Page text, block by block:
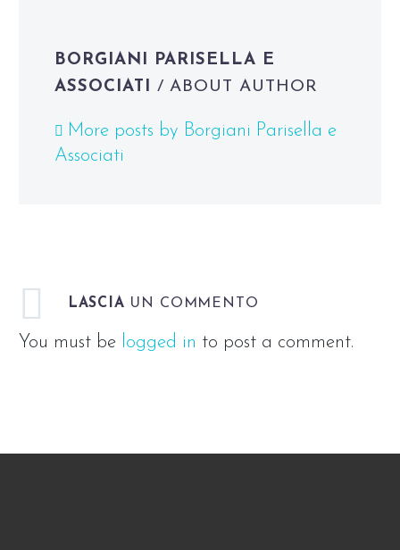
BORGIANI PARISELLA E
ASSOCIATI / ABOUT AUTHOR
More posts by Borgiani Parisella e
Associati
LASCIA UN COMMENTO
You must be logged in to post a comment.